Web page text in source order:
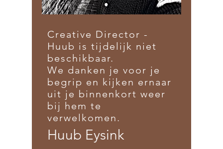
Creative Director -
Huub is tijdelijk niet
beschikbaar.
We danken je voor je
begrip en kijken ernaar
uit je binnenkort weer
bij hem te
verwelkomen.
Huub Eysink